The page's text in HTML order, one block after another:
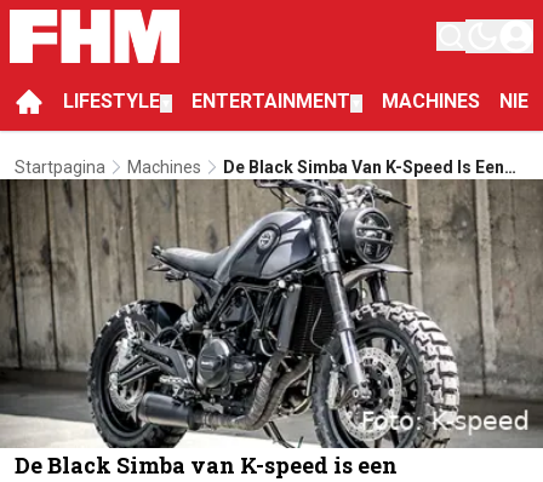
LIFESTYLE ENTERTAINMENT MACHINES
Startpagina Machines
De Black Simba Van K-Speed Is Een
Moddervette Custom Bike
De Black Simba van K-speed is een